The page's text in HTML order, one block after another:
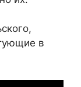
в